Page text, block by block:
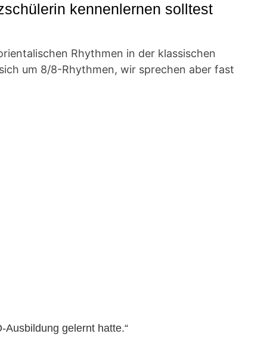
kennenlernen solltest
Rhythmen in der klassischen
um 8/8-Rhythmen, wir sprechen aber fast
gelernt hatte.“